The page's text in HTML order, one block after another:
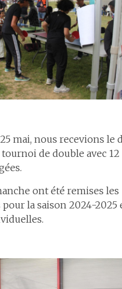
mai, nous recevions le
tournoi de double avec 12
ont été remises les
la saison 2024-2025